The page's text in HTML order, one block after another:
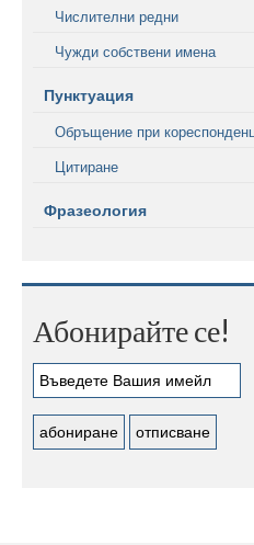
Числителни редни
Чужди собствени имена
Пунктуация
Обръщение при
Цитиране
Фразеология
Абонирайте се!